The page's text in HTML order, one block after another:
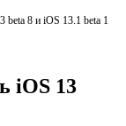
beta 8 и iOS 13.1 beta 1
iOS 13